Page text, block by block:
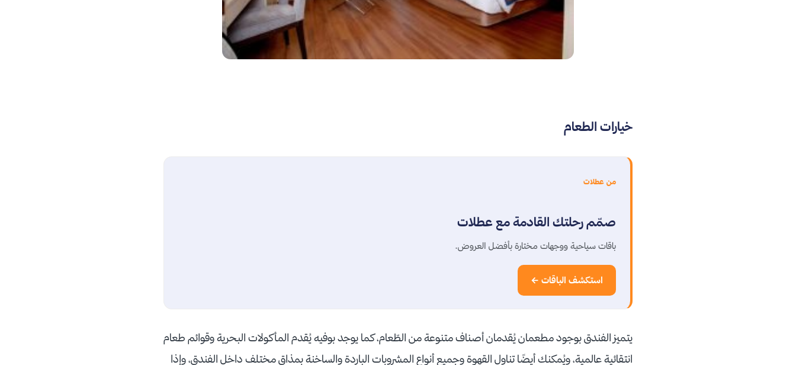
خيارات الطعام
من عطلات
صمّم رحلتك القادمة مع عطلات
باقات سياحية ووجهات مختارة بأفضل العروض.
استكشف الباقات ←
يتميز الفندق بوجود مطعمان يُقدمان أصناف متنوعة من الطّعام، كما يوجد بوفيه يُقدم المأكولات البحرية وقوائم طعام
انتقائية عالمية، ويُمكنك أيضًا تناول القهوة وجميع أنواع المشروبات الباردة والساخنة بمذاق مختلف داخل الفندق، وإذا